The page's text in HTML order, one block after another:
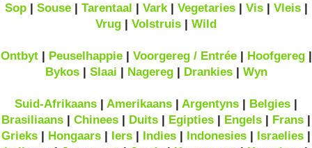
Sop| Souse| Tarentaal | Vark| Vegetaries| Vis| Vleis|
Vrug | Volstruis | Wild
Ontbyt| Peuselhappie| Voorgereg / Entrée| Hoofgereg|
Bykos| Slaai | Nagereg| Drankies| Wyn
Suid-Afrikaans | Amerikaans | Argentyns | Belgies |
Brasiliaans | Chinees | Duits | Egipties | Engels | Frans |
Grieks | Hongaars | Iers | Indies | Indonesies | Israelies |